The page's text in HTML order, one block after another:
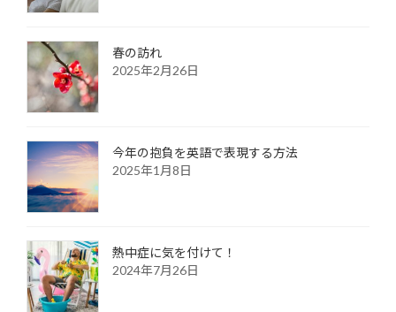
春の訪れ
2025年2月26日
今年の抱負を英語で表現する方法
2025年1月8日
熱中症に気を付けて！
2024年7月26日